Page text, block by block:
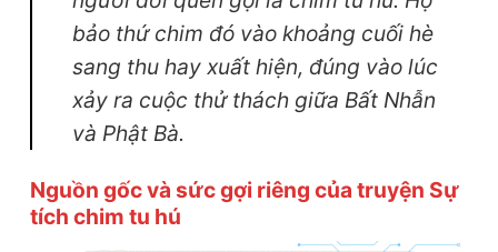
bảo thứ chim đó vào khoảng cuối hè
sang thu hay xuất hiện, đúng vào lúc
xảy ra cuộc thử thách giữa Bất Nhẫn
và Phật Bà.
Nguồn gốc và sức gợi riêng của truyện Sự
tích chim tu hú